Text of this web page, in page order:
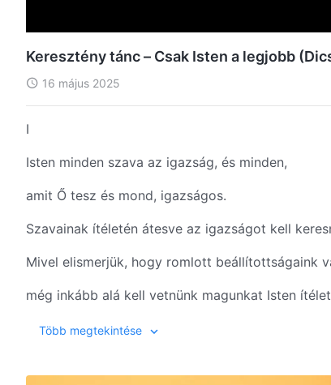
Keresztény tánc – Csak Isten a legjobb
16 május 2025
I
Isten minden szava az igazság, és minden,
amit Ő tesz és mond, igazságos.
Szavainak ítéletén átesve az igazságot kell
Mivel elismerjük, hogy romlott beállítottságaink
még inkább alá kell vetnünk magunkat Isten
Csak ha romlott beállítottságaink megtisztultak,
Több megtekintése